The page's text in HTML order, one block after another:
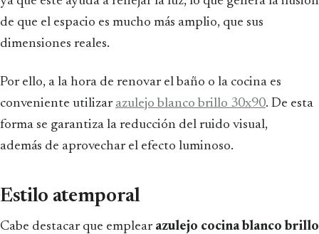
de que el espacio es mucho más amplio, que sus
dimensiones reales.
Por ello, a la hora de renovar el baño o la cocina es
conveniente utilizar azulejo blanco brillo 30x90. De esta
forma se garantiza la reducción del ruido visual,
además de aprovechar el efecto luminoso.
Estilo atemporal
Cabe destacar que emplear azulejo cocina blanco brillo